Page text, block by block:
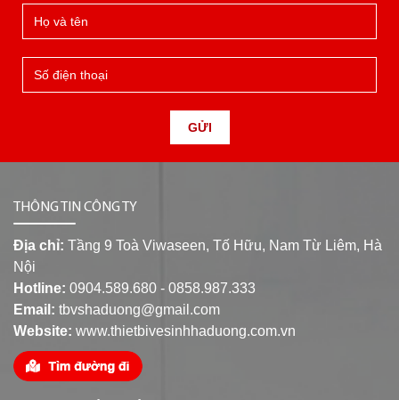
GỬI
THÔNG TIN CÔNG TY
Địa chỉ: Tầng 9 Toà Viwaseen, Tố Hữu, Nam Từ Liêm, Hà
Nội
Hotline: 0904.589.680 - 0858.987.333
Email: tbvshaduong@gmail.com
Website: www.thietbivesinhhaduong.com.vn